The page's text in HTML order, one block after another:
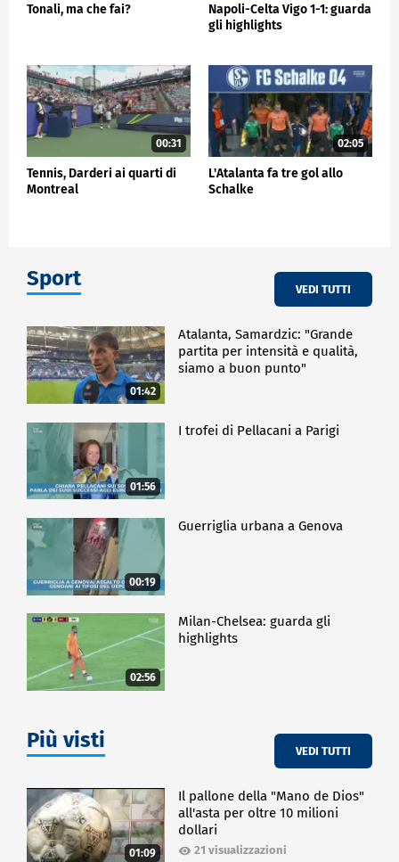
Tonali, ma che fai?
Napoli-Celta Vigo 1-1: guarda
gli highlights
00:31
Tennis, Darderi ai quarti di
Montreal
02:05
L'Atalanta fa tre gol allo
Schalke
Sport VEDI TUTTI
01:42
Atalanta, Samardzic: "Grande
partita per intensità e qualità,
siamo a buon punto"
01:56
I trofei di Pellacani a Parigi
00:19
Guerriglia urbana a Genova
02:56
Milan-Chelsea: guarda gli
highlights
Più visti VEDI TUTTI
01:09
Il pallone della "Mano de Dios"
all'asta per oltre 10 milioni
dollari
21 visualizzazioni